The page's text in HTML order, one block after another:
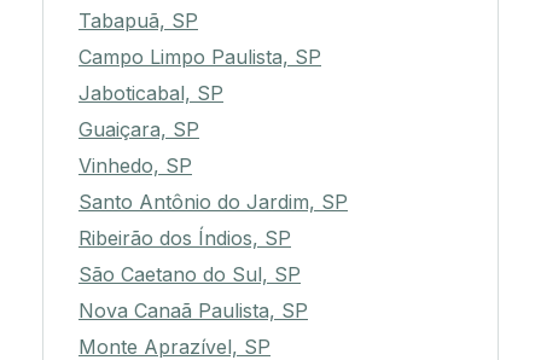
Tabapuã, SP
Campo Limpo Paulista, SP
Jaboticabal, SP
Guaiçara, SP
Vinhedo, SP
Santo Antônio do Jardim, SP
Ribeirão dos Índios, SP
São Caetano do Sul, SP
Nova Canaã Paulista, SP
Monte Aprazível, SP